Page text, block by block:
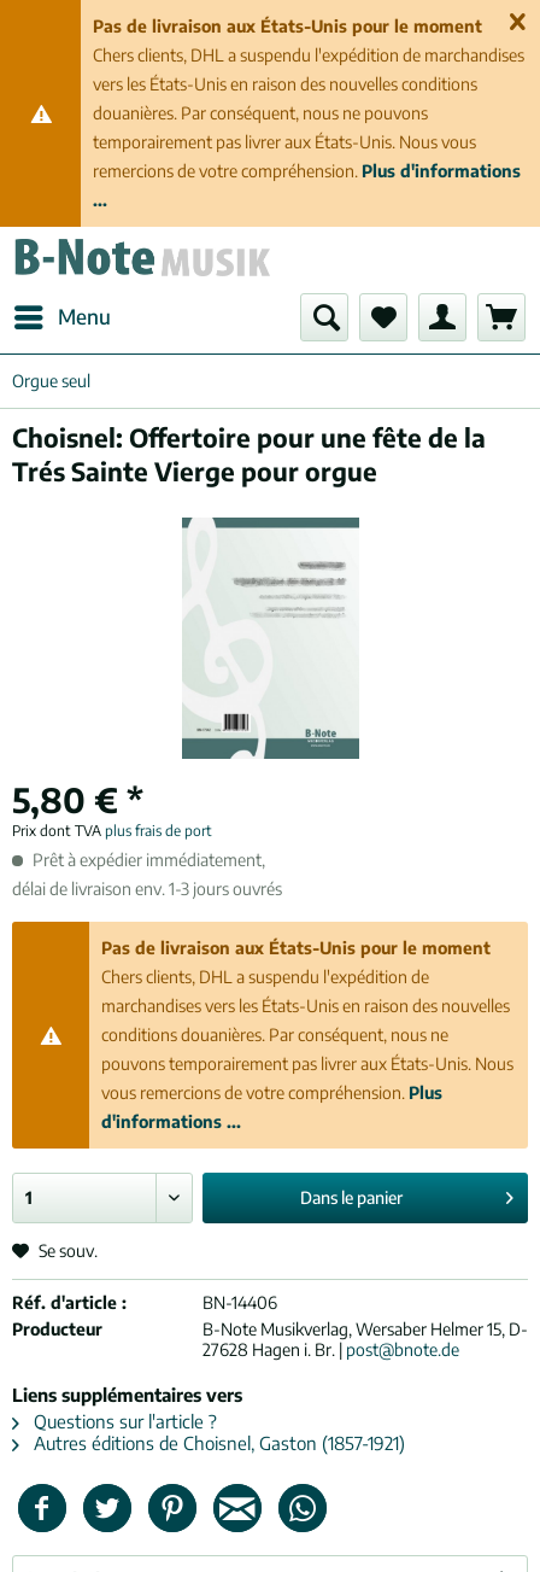
Pas de livraison aux États-Unis pour le moment
Chers clients, DHL a suspendu l'expédition de marchandises
vers les États-Unis en raison des nouvelles conditions
douanières. Par conséquent, nous ne pouvons
temporairement pas livrer aux États-Unis. Nous vous
remercions de votre compréhension. Plus d'informations
...
Menu
Orgue seul
Choisnel: Offertoire pour une fête de la
Trés Sainte Vierge pour orgue
5,80 € *
Prix dont TVA plus frais de port
Prêt à expédier immédiatement,
délai de livraison env. 1-3 jours ouvrés
Pas de livraison aux États-Unis pour le moment
Chers clients, DHL a suspendu l'expédition de
marchandises vers les États-Unis en raison des nouvelles
conditions douanières. Par conséquent, nous ne
pouvons temporairement pas livrer aux États-Unis. Nous
vous remercions de votre compréhension. Plus
d'informations ...
Dans le panier
Se souv.
Réf. d'article :
BN-14406
Producteur
B-Note Musikverlag, Wersaber Helmer 15, D-
27628 Hagen i. Br. | post@bnote.de
Liens supplémentaires vers
Questions sur l'article ?
Autres éditions de Choisnel, Gaston (1857-1921)